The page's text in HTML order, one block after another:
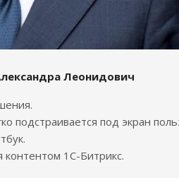
Леонидович
подстраивается под экран
1С-Битрикс.